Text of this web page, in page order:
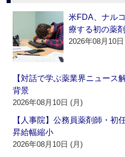
米FDA、ナル
療する初の薬
2026年08月10
【対話で学ぶ薬業界ニュース
背景
2026年08月10日 (月)
【人事院】公務員薬剤師・初
昇給幅縮小
2026年08月10日 (月)